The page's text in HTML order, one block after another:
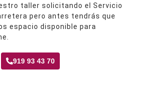
taller solicitando el Servicio
pero antes tendrás que
espacio disponible para
919 93 43 70